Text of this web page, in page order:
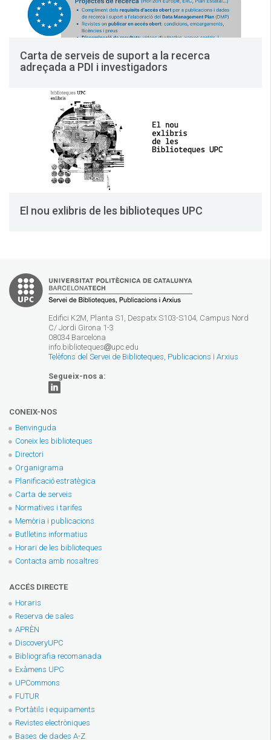
Carta de serveis de suport a la recerca
adreçada a PDI i investigadors
El nou exlibris de les biblioteques UPC
Edifici K2M, Planta S1, Despatx S103-S104, Campus Nord
C/ Jordi Girona 1-3
08034 Barcelona
info.biblioteques
upc.edu
Telèfons del Servei de Biblioteques, Publicacions i Arxius
Segueix-nos a:
CONEIX-NOS
Benvinguda
Coneix les biblioteques
Directori
Organigrama
Planificació estratègica
Carta de serveis
Normatives i tarifes
Memòria i publicacions
Butlletins informatius
Horari de les biblioteques
Contacta amb nosaltres
ACCÉS DIRECTE
Horaris
Reserva de sales
APRÈN
DiscoveryUPC
Bibliografia recomanada
Exàmens UPC
UPCommons
FUTUR
Portàtils i equipaments
Revistes electròniques
Bases de dades A-Z